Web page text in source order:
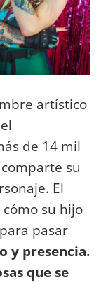
artístico
de 14 mil
su
El
su hijo
pasar
y presencia.
que se